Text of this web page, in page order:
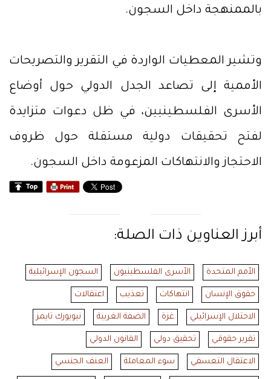
بالممنهجة داخل السجون.
وتشير المعطيات الواردة في التقرير والتصريحات
الأممية إلى تصاعد الجدل الدولي حول أوضاع
الأسرى الفلسطينيين، في ظل دعوات متزايدة
لفتح تحقيقات دولية مستقلة حول ظروف
الاحتجاز والانتهاكات المزعومة داخل السجون.
أبرز العناوين ذات الصلة:
الأمم المتحدة الأسرى الفلسطينيون السجون الإسرائيلية
حقوق الإنسان انتهاكات تعذيب اعتقالات
الاحتلال الإسرائيلي غزة الضفة الغربية نيويورك تايمز
تقرير حقوقي تحقيق دولي القانون الدولي
الاعتقال التعسفي سوء المعاملة العنف الجنسي